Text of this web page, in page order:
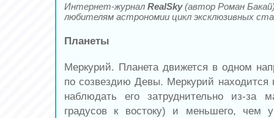
Интернет-журнал RealSky (автор Роман
любителям астрономии цикл эксклюзивных
Планеты
Меркурий. Планета движется в одном
по созвездию Девы. Меркурий находится
наблюдать его затруднительно из-за
градусов к востоку) и меньшего, чем